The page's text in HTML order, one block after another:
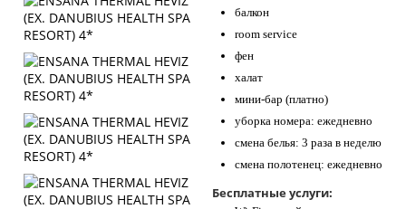
балкон
room service
фен
халат
мини-бар (платно)
уборка номера: ежедневно
смена белья: 3 раза в неделю
смена полотенец: ежедневно
Бесплатные услуги: